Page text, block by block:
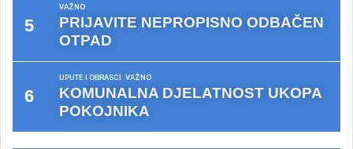
VAŽNO
PRIJAVITE NEPROPISNO ODBAČEN
OTPAD
UPUTE I OBRASCI VAŽNO
KOMUNALNA DJELATNOST UKOPA
POKOJNIKA